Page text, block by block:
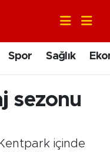
Spor Sağlık
sezonu
içinde